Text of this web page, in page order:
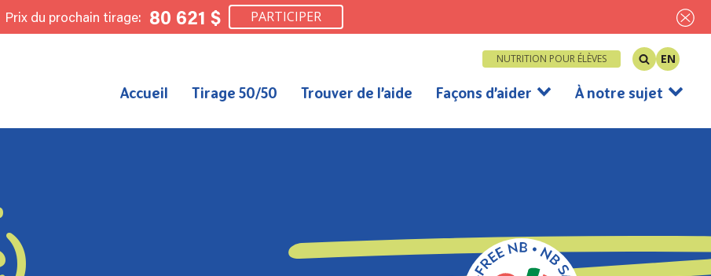
Prix du prochain tirage: 80 621 $ PARTICIPER
NUTRITION POUR ÉLÈVES EN
Accueil Tirage 50/50 Trouver de l’aide Façons d’aider À notre sujet